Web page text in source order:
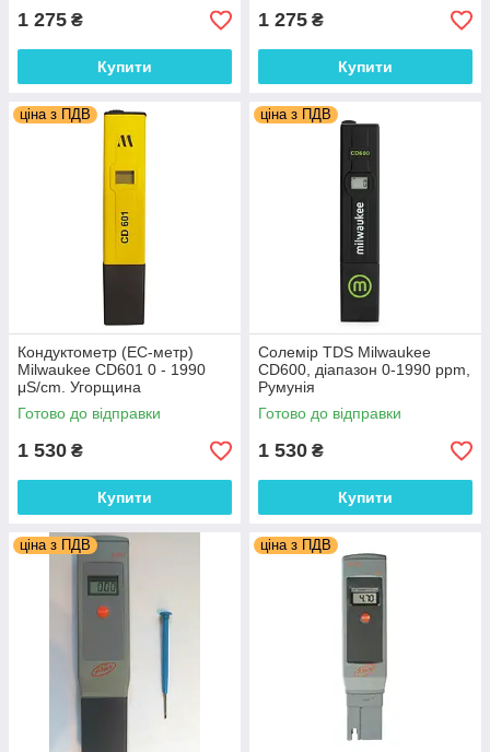
1 275 ₴
Купити
1 275 ₴
Купити
ціна з ПДВ
Кондуктометр (EC-метр)
Milwaukee CD601 0 - 1990
μS/cm. Угорщина
Готово до відправки
1 530 ₴
Купити
ціна з ПДВ
Солемір TDS Milwaukee
CD600, діапазон 0-1990 ppm,
Румунія
Готово до відправки
1 530 ₴
Купити
ціна з ПДВ ціна з ПДВ